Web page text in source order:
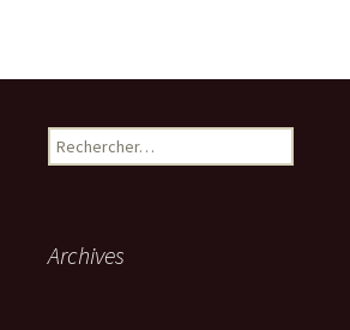
Rechercher :
Archives